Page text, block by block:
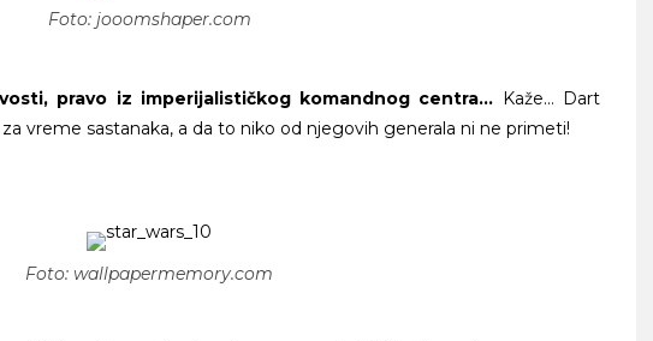
Foto: jooomshaper.com
pravo iz imperijalističkog komandnog centra… Kaže… Dart
vreme sastanaka, a da to niko od njegovih generala ni ne primeti!
Foto: wallpapermemory.com